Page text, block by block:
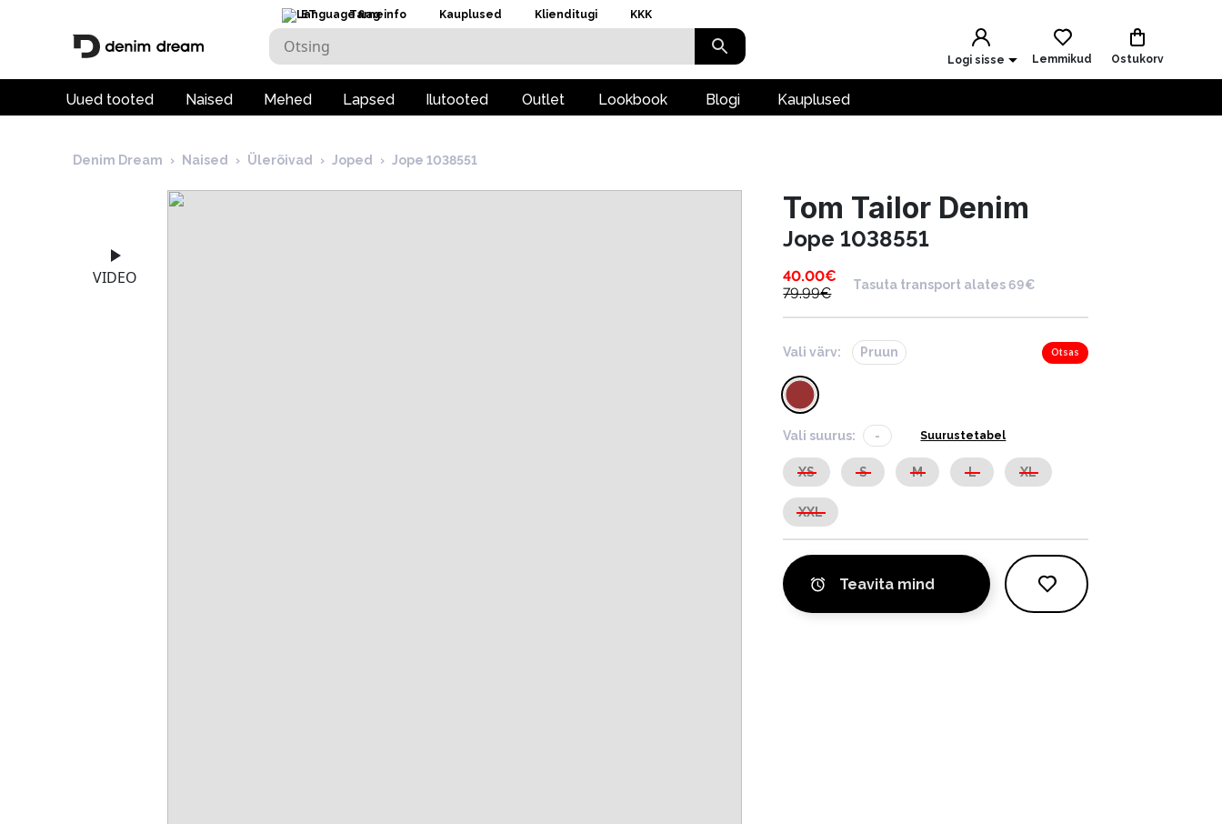
ET Tarneinfo Kauplused Klienditugi KKK
Logi sisse Lemmikud Ostukorv
Uued tooted Naised Mehed Lapsed Ilutooted Outlet Lookbook Blogi Kauplused
Denim Dream › Naised › Ülerõivad › Joped › Jope 1038551
VIDEO
Tom Tailor Denim
Jope 1038551
40.00€
79.99€
Tasuta transport alates 69€
Vali värv: Pruun Otsas
Vali suurus: - Suurustetabel
XS S M L XL
XXL
Teavita mind